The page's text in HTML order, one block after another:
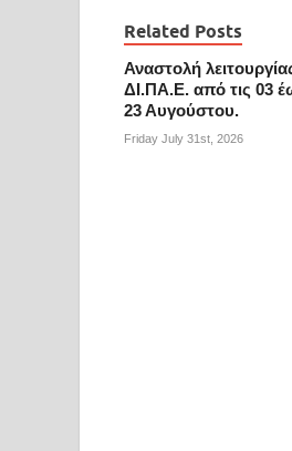
Related Posts
Αναστολή
ΔΙ.ΠΑ.Ε. από τις 03
23 Αυγούστου.
Friday July 31st, 2026